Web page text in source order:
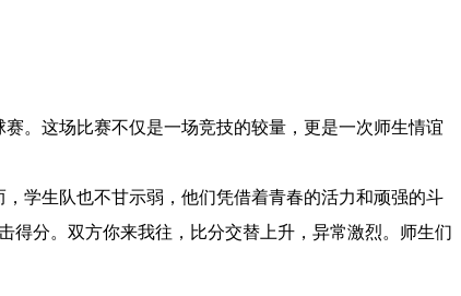
。这场比赛不仅是一场竞技的较量，更是一次师生情谊
学生队也不甘示弱，他们凭借着青春的活力和顽强的斗
得分。双方你来我往，比分交替上升，异常激烈。师生们